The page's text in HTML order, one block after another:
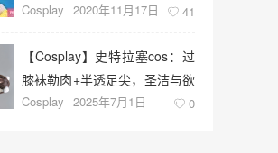
Cosplay 2020年11月17日 41
【Cosplay】史特拉塞cos：过
膝袜勒肉+半透足尖，圣洁与欲
望の双重暴击
Cosplay 2025年7月1日 0